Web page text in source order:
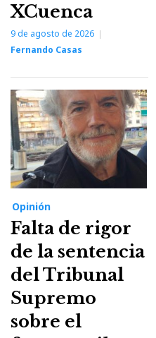
XCuenca
9 de agosto de 2026
Fernando Casas
Opinión
Falta de rigor
de la sentencia
del Tribunal
Supremo
sobre el